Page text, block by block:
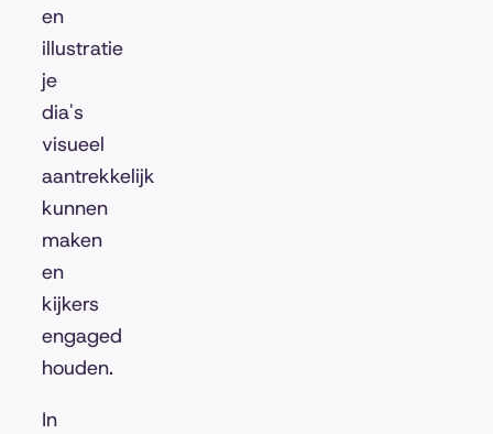
en
illustratie
je
dia's
visueel
aantrekkelijk
kunnen
maken
en
kijkers
engaged
houden.
In